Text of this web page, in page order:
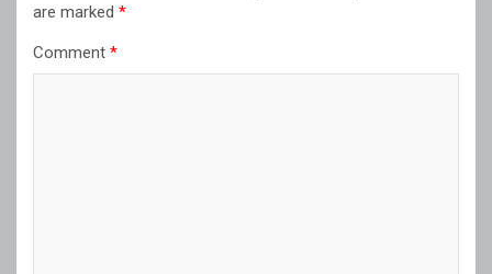
are marked *
Comment *